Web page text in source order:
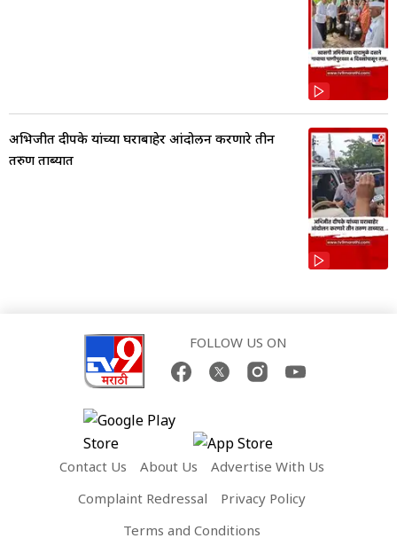
अभिजीत दीपके यांच्या घराबाहेर आंदोलन करणारे तीन
तरुण ताब्यात
FOLLOW US ON
Contact Us About Us
Advertise With Us
Complaint Redressal
Privacy Policy
Terms and Conditions